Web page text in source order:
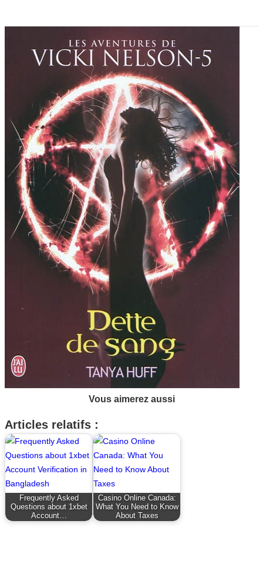
Vous aimerez aussi
Articles relatifs :
Frequently Asked
Questions about 1xbet
Account…
Casino Online Canada:
What You Need to Know
About Taxes